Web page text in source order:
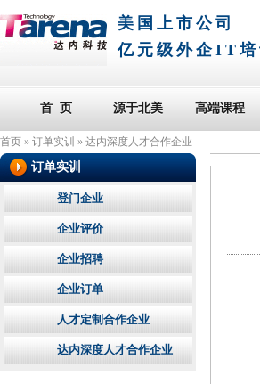
美国上市公司
亿元级外企IT培
首 页 源于北美 高端课程
首页 » 订单实训 » 达内深度人才合作企业
订单实训
登门企业
企业评价
企业招聘
企业订单
人才定制合作企业
达内深度人才合作企业